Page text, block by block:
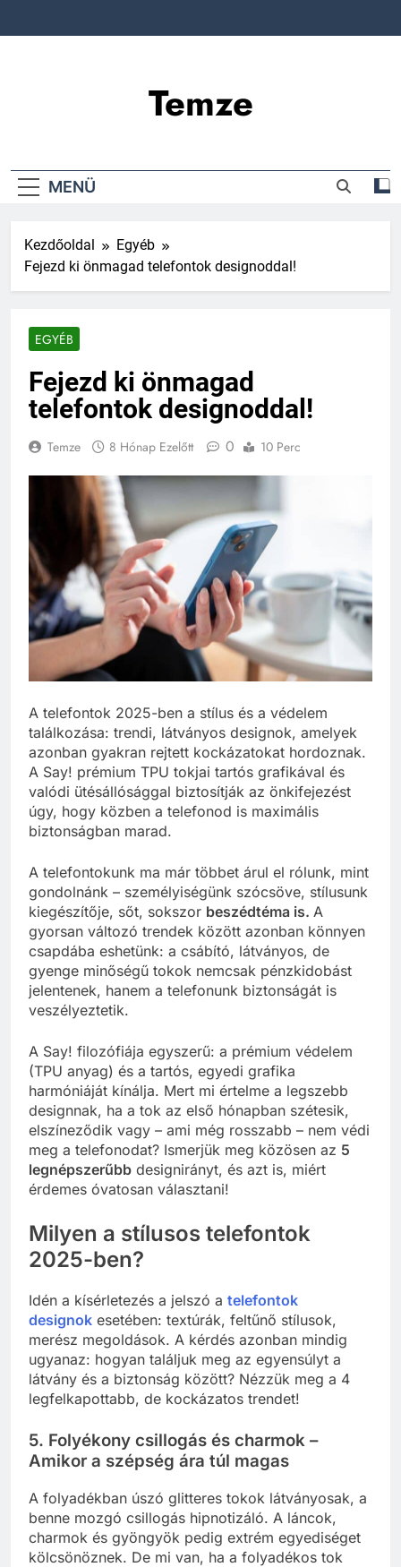
Temze
MENÜ
Kezdőoldal
Egyéb
Fejezd ki önmagad telefontok designoddal!
EGYÉB
Fejezd ki önmagad
telefontok designoddal!
Temze 8 Hónap Ezelőtt 0 10 Perc
A telefontok 2025-ben a stílus és a védelem
találkozása: trendi, látványos designok, amelyek
azonban gyakran rejtett kockázatokat hordoznak.
A Say! prémium TPU tokjai tartós grafikával és
valódi ütésállósággal biztosítják az önkifejezést
úgy, hogy közben a telefonod is maximális
biztonságban marad.
A telefontokunk ma már többet árul el rólunk, mint
gondolnánk – személyiségünk szócsöve, stílusunk
kiegészítője, sőt, sokszor beszédtéma is. A
gyorsan változó trendek között azonban könnyen
csapdába eshetünk: a csábító, látványos, de
gyenge minőségű tokok nemcsak pénzkidobást
jelentenek, hanem a telefonunk biztonságát is
veszélyeztetik.
A Say! filozófiája egyszerű: a prémium védelem
(TPU anyag) és a tartós, egyedi grafika
harmóniáját kínálja. Mert mi értelme a legszebb
designnak, ha a tok az első hónapban szétesik,
elszíneződik vagy – ami még rosszabb – nem védi
meg a telefonodat? Ismerjük meg közösen az 5
legnépszerűbb designirányt, és azt is, miért
érdemes óvatosan választani!
Milyen a stílusos telefontok
2025-ben?
Idén a kísérletezés a jelszó a telefontok
designok esetében: textúrák, feltűnő stílusok,
merész megoldások. A kérdés azonban mindig
ugyanaz: hogyan találjuk meg az egyensúlyt a
látvány és a biztonság között? Nézzük meg a 4
legfelkapottabb, de kockázatos trendet!
5. Folyékony csillogás és charmok –
Amikor a szépség ára túl magas
A folyadékban úszó glitteres tokok látványosak, a
benne mozgó csillogás hipnotizáló. A láncok,
charmok és gyöngyök pedig extrém egyediséget
kölcsönöznek. De mi van, ha a folyadékos tok